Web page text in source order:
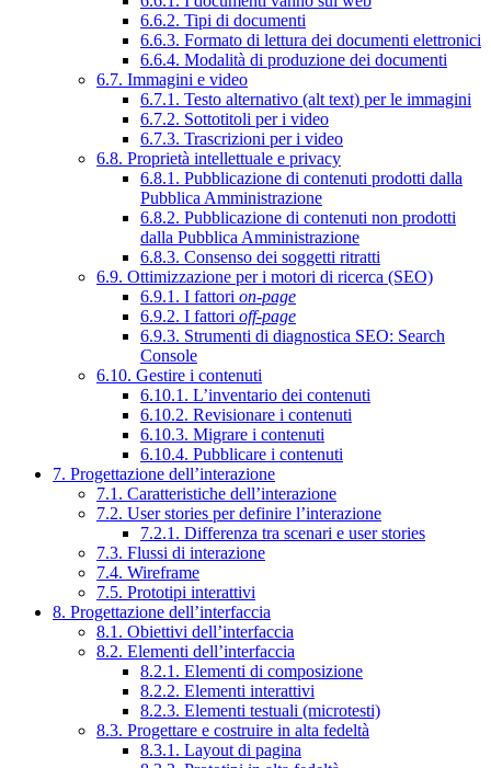
6.6.2. Tipi di documenti
6.6.3. Formato di lettura dei documenti elettronici
6.6.4. Modalità di produzione dei documenti
6.7. Immagini e video
6.7.1. Testo alternativo (alt text) per le immagini
6.7.2. Sottotitoli per i video
6.7.3. Trascrizioni per i video
6.8. Proprietà intellettuale e privacy
6.8.1. Pubblicazione di contenuti prodotti dalla
Pubblica Amministrazione
6.8.2. Pubblicazione di contenuti non prodotti
dalla Pubblica Amministrazione
6.8.3. Consenso dei soggetti ritratti
6.9. Ottimizzazione per i motori di ricerca (SEO)
6.9.1. I fattori on-page
6.9.2. I fattori off-page
6.9.3. Strumenti di diagnostica SEO: Search
Console
6.10. Gestire i contenuti
6.10.1. L’inventario dei contenuti
6.10.2. Revisionare i contenuti
6.10.3. Migrare i contenuti
6.10.4. Pubblicare i contenuti
7. Progettazione dell’interazione
7.1. Caratteristiche dell’interazione
7.2. User stories per definire l’interazione
7.2.1. Differenza tra scenari e user stories
7.3. Flussi di interazione
7.4. Wireframe
7.5. Prototipi interattivi
8. Progettazione dell’interfaccia
8.1. Obiettivi dell’interfaccia
8.2. Elementi dell’interfaccia
8.2.1. Elementi di composizione
8.2.2. Elementi interattivi
8.2.3. Elementi testuali (microtesti)
8.3. Progettare e costruire in alta fedeltà
8.3.1. Layout di pagina